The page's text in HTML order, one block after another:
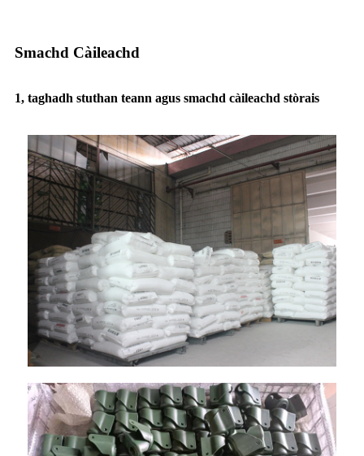
Smachd Càileachd
1, taghadh stuthan teann agus smachd càileachd stòrais